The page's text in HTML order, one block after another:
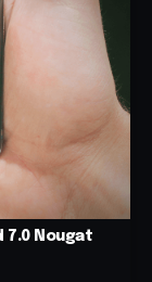
7.0 Nougat